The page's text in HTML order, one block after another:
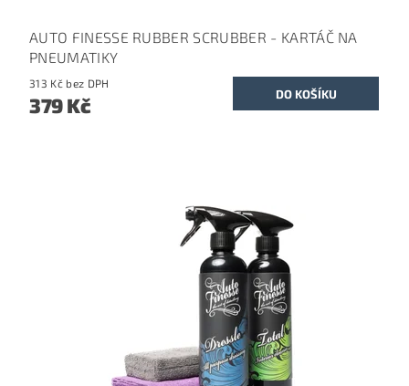
AUTO FINESSE RUBBER SCRUBBER - KARTÁČ NA
PNEUMATIKY
313 Kč bez DPH
379 Kč